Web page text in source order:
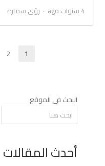
4 سنوات ago
Author
رؤى سمارة
Page 1
2
البحث في الموقع
أحدث المقالات